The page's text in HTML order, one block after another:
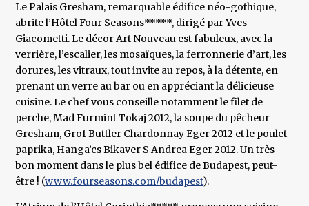
Le Palais Gresham, remarquable édifice néo-gothique,
abrite l’Hôtel Four Seasons*****, dirigé par Yves
Giacometti. Le décor Art Nouveau est fabuleux, avec la
verrière, l’escalier, les mosaïques, la ferronnerie d’art, les
dorures, les vitraux, tout invite au repos, à la détente, en
prenant un verre au bar ou en appréciant la délicieuse
cuisine. Le chef vous conseille notamment le filet de
perche, Mad Furmint Tokaj 2012, la soupe du pêcheur
Gresham, Grof Buttler Chardonnay Eger 2012 et le poulet
paprika, Hanga’cs Bikaver S Andrea Eger 2012. Un très
bon moment dans le plus bel édifice de Budapest, peut-
être ! (www.fourseasons.com/budapest).